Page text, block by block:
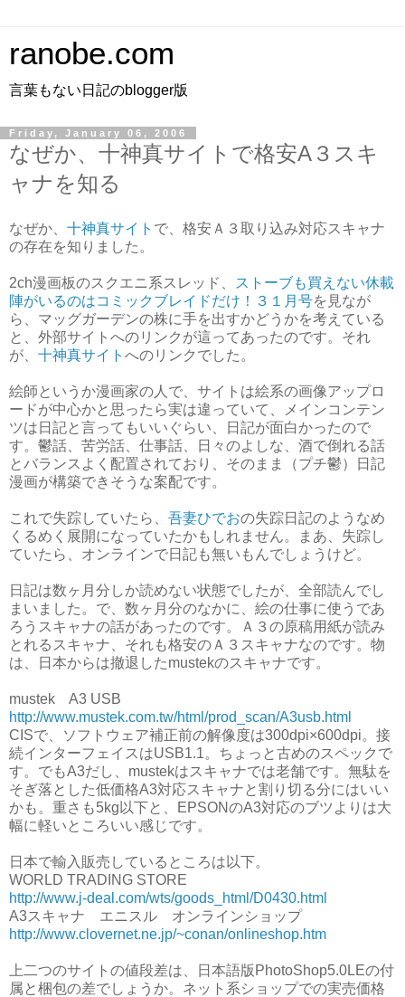
ranobe.com
言葉もない日記のblogger版
Friday, January 06, 2006
なぜか、十神真サイトで格安A３スキ
ャナを知る
なぜか、 十神真サイト で、格安Ａ３取り込み対応スキャナ
の存在を知りました。
2ch漫画板のスクエニ系スレッド、
ストーブも買えない休載
陣がいるのはコミックブレイドだけ！３１月号を見なが
ら、マッグガーデンの株に手を出すかどうかを考えている
と、外部サイトへのリンクが這ってあったのです。それ
が、 十神真サイト へのリンクでした。
絵師というか漫画家の人で、サイトは絵系の画像アップロ
ードが中心かと思ったら実は違っていて、メインコンテン
ツは日記と言ってもいいぐらい、日記が面白かったので
す。鬱話、苦労話、仕事話、日々のよしな、酒で倒れる話
とバランスよく配置されており、そのまま（プチ鬱）日記
漫画が構築できそうな案配です。
これで失踪していたら、 吾妻ひでおの失踪日記のようなめ
くるめく展開になっていたかもしれません。まあ、失踪し
ていたら、オンラインで日記も無いもんでしょうけど。
日記は数ヶ月分しか読めない状態でしたが、全部読んでし
まいました。で、数ヶ月分のなかに、絵の仕事に使うであ
ろうスキャナの話があったのです。Ａ３の原稿用紙が読み
とれるスキャナ、それも格安のＡ３スキャナなのです。物
は、日本からは撤退したmustekのスキャナです。
mustek A3 USB
http://www.mustek.com.tw/html/prod_scan/A3usb.html
CISで、ソフトウェア補正前の解像度は300dpi×600dpi。接
続インターフェイスはUSB1.1。ちょっと古めのスペックで
す。でもA3だし、mustekはスキャナでは老舗です。無駄を
そぎ落とした低価格A3対応スキャナと割り切る分にはいい
かも。重さも5kg以下と、EPSONのA3対応のブツよりは大
幅に軽いところいい感じです。
日本で輸入販売しているところは以下。
WORLD TRADING STORE
http://www.j-deal.com/wts/goods_html/D0430.html
A3スキャナ エニスル オンラインショップ
http://www.clovernet.ne.jp/~conan/onlineshop.htm
上二つのサイトの値段差は、日本語版PhotoShop5.0LEの付
属と梱包の差でしょうか。ネット系ショップでの実売価格